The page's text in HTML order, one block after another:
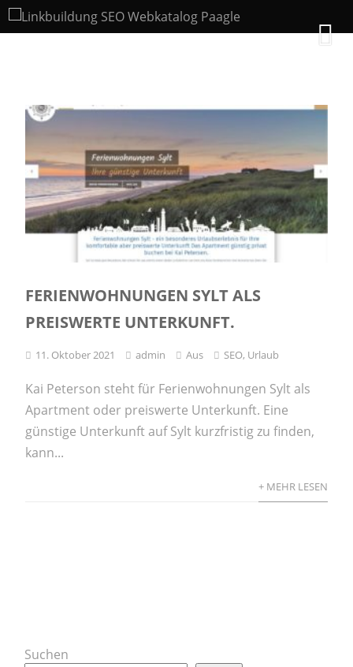
FERIENWOHNUNGEN SYLT ALS
PREISWERTE UNTERKUNFT.
11. Oktober 2021 admin Aus SEO, Urlaub
Kai Peterson steht für Ferienwohnungen Sylt als
Apartment oder preiswerte Unterkunft. Eine
günstige Unterkunft auf Sylt kurzfristig zu finden,
kann...
+ MEHR LESEN
Suchen